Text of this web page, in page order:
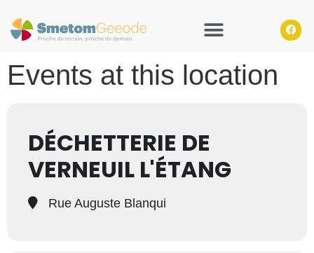
Events at this location
DÉCHETTERIE DE
VERNEUIL L'ÉTANG
Rue Auguste Blanqui